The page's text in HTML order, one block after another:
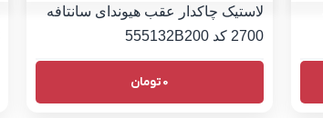
لاستیک چاکدار عقب هیوندای سانتافه
2700 کد 555132B200
0تومان